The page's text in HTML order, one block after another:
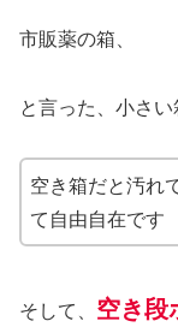
市販薬の箱、
と言った、小さ
空き箱だと汚れ
て自由自在です
そして、 空き段